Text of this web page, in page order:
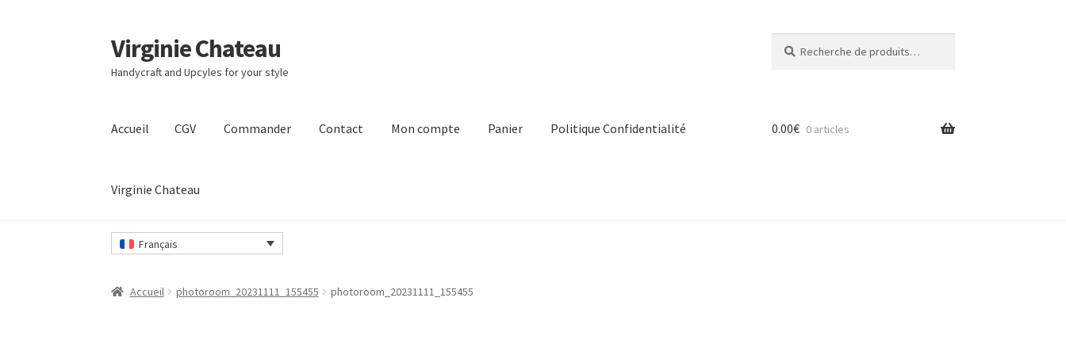
Passer
à
la
Passer
au
contenu
Virginie Chateau
Handycraft and Upcyles for your style
pour :
Accueil CGV Commander Contact Mon compte Panier Politique Confidentialité
Virginie Chateau
AccueilCGVCommander Contact
0.00€ 0 articles
Français
Accueil photoroom_20231111_155455 photoroom_20231111_155455